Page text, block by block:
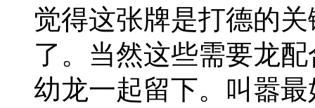
觉得这张牌是打德的
了。当然这些需要龙
幼龙一起留下。叫嚣